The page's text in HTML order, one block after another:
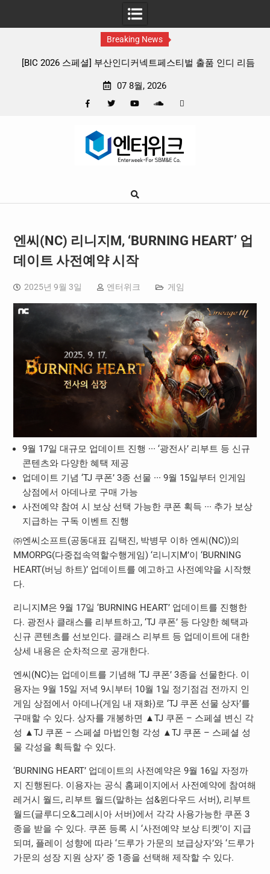
Breaking News
품 인디 리듬
판타지 케이팝 애니메이션 ‘고스트밴드’ 8월 26일(
07 8월, 2026
Google
엔씨(NC) 리니지M, ‘BURNING HEART’ 업
데이트 사전예약 시작
2025년 9월 3일 엔터위크 게임
9월 17일 대규모 업데이트 진행 ∙∙∙ ‘광전사’ 리부트 등 신규
콘텐츠와 다양한 혜택 제공
업데이트 기념 ‘TJ 쿠폰’ 3종 선물 ∙∙∙ 9월 15일부터 인게임
상점에서 아데나로 구매 가능
사전예약 참여 시 보상 선택 가능한 쿠폰 획득 ∙∙∙ 추가 보상
지급하는 구독 이벤트 진행
㈜엔씨소프트(공동대표 김택진, 박병무 이하 엔씨(NC))의
MMORPG(다중접속역할수행게임) ‘리니지M’이 ‘BURNING
HEART(버닝 하트)’ 업데이트를 예고하고 사전예약을 시작했
다.
리니지M은 9월 17일 ‘BURNING HEART’ 업데이트를 진행한
다. 광전사 클래스를 리부트하고, ‘TJ 쿠폰’ 등 다양한 혜택과
신규 콘텐츠를 선보인다. 클래스 리부트 등 업데이트에 대한
상세 내용은 순차적으로 공개한다.
엔씨(NC)는 업데이트를 기념해 ‘TJ 쿠폰’ 3종을 선물한다. 이
용자는 9월 15일 저녁 9시부터 10월 1일 정기점검 전까지 인
게임 상점에서 아데나(게임 내 재화)로 ‘TJ 쿠폰 선물 상자’를
구매할 수 있다. 상자를 개봉하면 ▲TJ 쿠폰 – 스페셜 변신 각
성 ▲TJ 쿠폰 – 스페셜 마법인형 각성 ▲TJ 쿠폰 – 스페셜 성
물 각성을 획득할 수 있다.
‘BURNING HEART’ 업데이트의 사전예약은 9월 16일 자정까
지 진행된다. 이용자는 공식 홈페이지에서 사전예약에 참여해
레거시 월드, 리부트 월드(말하는 섬&윈다우드 서버), 리부트
월드(글루디오&그레시아 서버)에서 각각 사용가능한 쿠폰 3
종을 받을 수 있다. 쿠폰 등록 시 ‘사전예약 보상 티켓’이 지급
되며, 플레이 성향에 따라 ‘드루가 가문의 보급상자’와 ‘드루가
가문의 성장 지원 상자’ 중 1종을 선택해 제작할 수 있다.